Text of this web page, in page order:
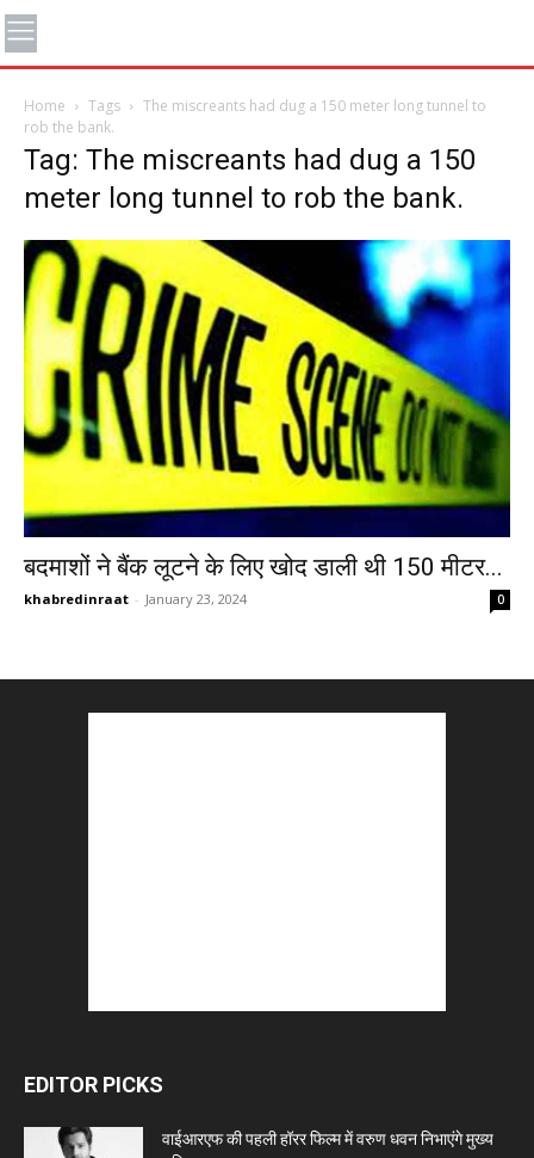
Home Tags
The miscreants had dug a 150 meter long tunnel to
rob the bank.
Tag: The miscreants had dug a 150
meter long tunnel to rob the bank.
बदमाशों ने बैंक लूटने के लिए खोद डाली थी 150 मीटर...
khabredinraat - January 23, 2024 0
EDITOR PICKS
वाईआरएफ की पहली हॉरर फिल्म में वरुण धवन निभाएंगे मुख्य